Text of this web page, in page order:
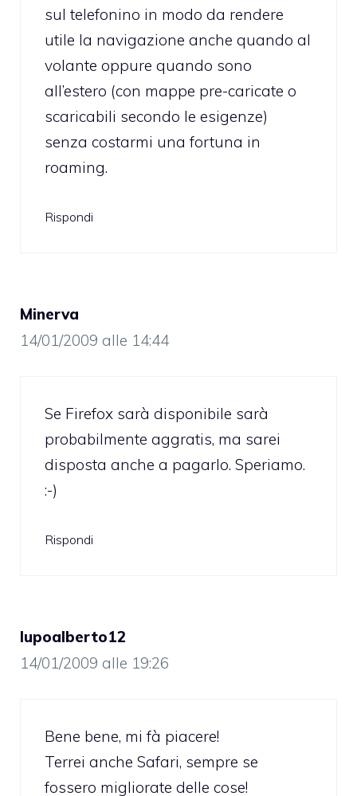
sul telefonino in modo da rendere
utile la navigazione anche quando al
volante oppure quando sono
all’estero (con mappe pre-caricate o
scaricabili secondo le esigenze)
senza costarmi una fortuna in
roaming.
Rispondi
Minerva
14/01/2009 alle 14:44
Se Firefox sarà disponibile sarà
probabilmente aggratis, ma sarei
disposta anche a pagarlo. Speriamo.
:-)
Rispondi
lupoalberto12
14/01/2009 alle 19:26
Bene bene, mi fà piacere!
Terrei anche Safari, sempre se
fossero migliorate delle cose!